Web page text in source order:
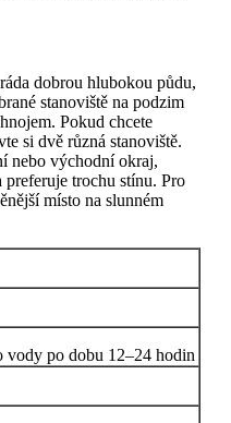
dobrou hlubokou půdu,
stanoviště na podzim
Pokud chcete
si dvě různá stanoviště.
nebo východní okraj,
trochu stínu. Pro
místo na slunném
vody po dobu 12–24 hodin